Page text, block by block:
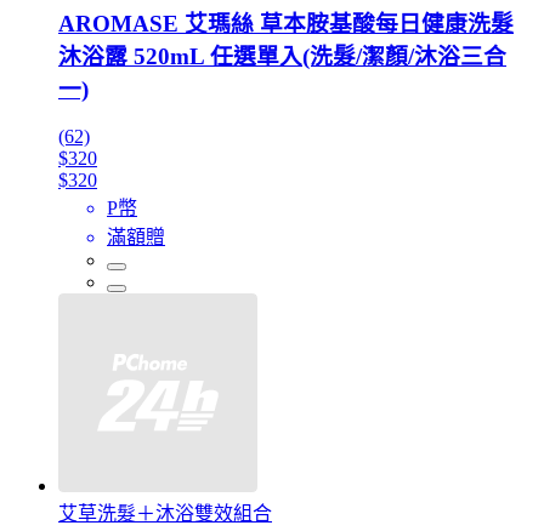
AROMASE 艾瑪絲 草本胺基酸每日健康洗髮
沐浴露 520mL 任選單入(洗髮/潔顏/沐浴三合
一)
(62)
$320
$320
P幣
滿額贈
艾草洗髮＋沐浴雙效組合